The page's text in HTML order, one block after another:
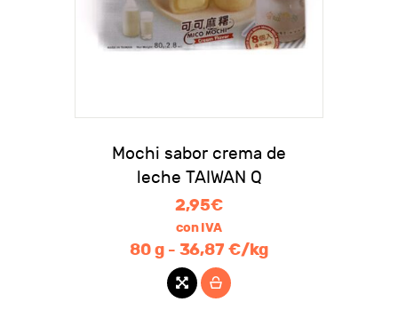
Mochi sabor crema de
leche TAIWAN Q
2,95€
con IVA
80 g - 36,87 €/kg